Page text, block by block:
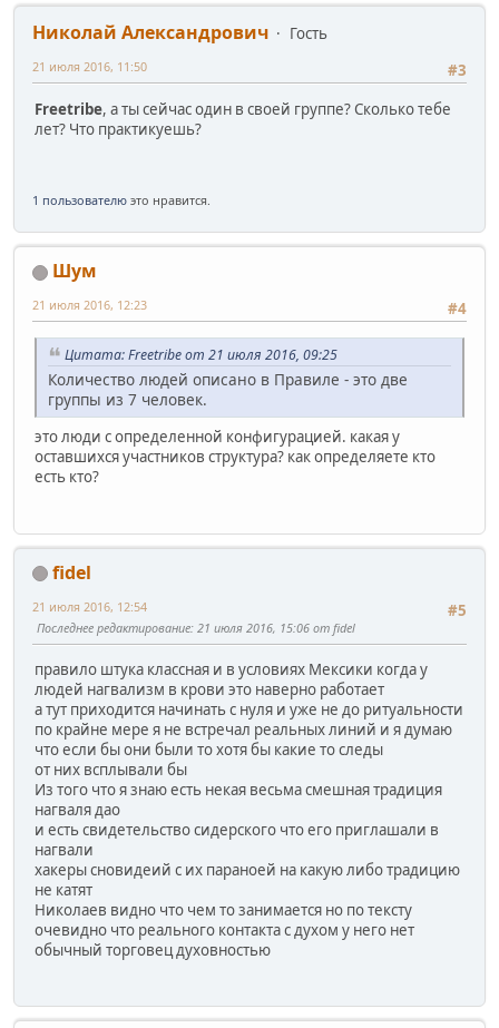
Николай Александрович
Гость
#3
21 июля 2016, 11:50
Freetribe, а ты сейчас один в своей группе? Сколько тебе
лет? Что практикуешь?
1 пользователю это нравится.
Шум
#4
21 июля 2016, 12:23
Цитата: Freetribe от 21 июля 2016, 09:25
Количество людей описано в Правиле - это две
группы из 7 человек.
это люди с определенной конфигурацией. какая у
оставшихся участников структура? как определяете кто
есть кто?
fidel
#5
21 июля 2016, 12:54
Последнее редактирование: 21 июля 2016, 15:06 от fidel
правило штука классная и в условиях Мексики когда у
людей нагвализм в крови это наверно работает
а тут приходится начинать с нуля и уже не до ритуальности
по крайне мере я не встречал реальных линий и я думаю
что если бы они были то хотя бы какие то следы
от них всплывали бы
Из того что я знаю есть некая весьма смешная традиция
нагваля дао
и есть свидетельство сидерского что его приглашали в
нагвали
хакеры сновидеий с их параноей на какую либо традицию
не катят
Николаев видно что чем то занимается но по тексту
очевидно что реального контакта с духом у него нет
обычный торговец духовностью